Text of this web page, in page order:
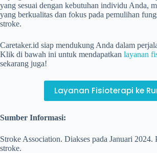
yang sesuai dengan kebutuhan individu Anda,
yang berkualitas dan fokus pada pemulihan
stroke.
Caretaker.id siap mendukung Anda dalam
Klik di bawah ini untuk mendapatkan layanan
sekarang juga!
Layanan Fisioterapi ke
Sumber Informasi:
Stroke Association. Diakses pada Januari 2024.
stroke.